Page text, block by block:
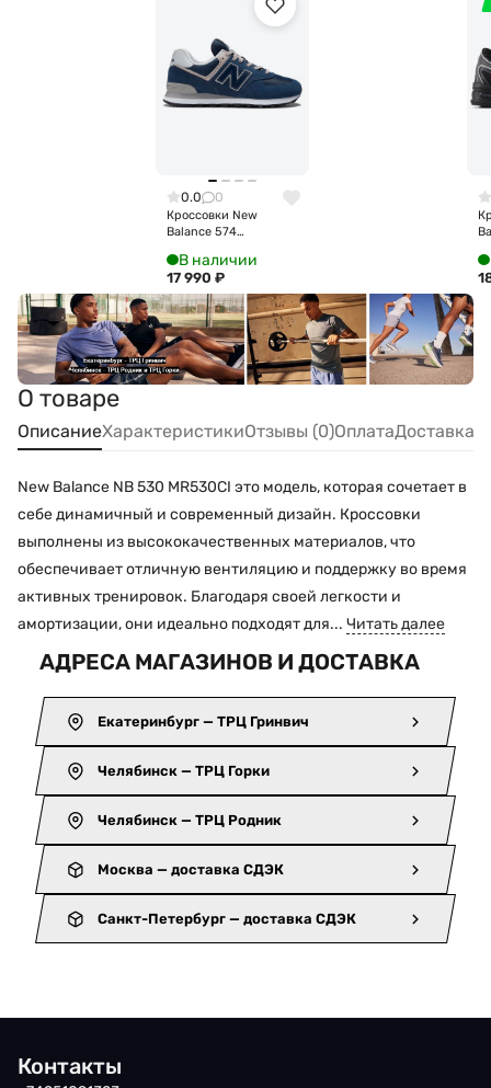
0.0 0
Кроссовки New
Balance 574
В наличии
17 990 ₽
О товаре
ОписаниеХарактеристикиОтзывы (0)ОплатаДоставка
New Balance NB 530 MR530CI это модель, которая сочетает в
себе динамичный и современный дизайн. Кроссовки
выполнены из высококачественных материалов, что
обеспечивает отличную вентиляцию и поддержку во время
активных тренировок. Благодаря своей легкости и
амортизации, они идеально подходят для... Читать далее
АДРЕСА МАГАЗИНОВ И ДОСТАВКА
Екатеринбург — ТРЦ Гринвич
Челябинск — ТРЦ Горки
Челябинск — ТРЦ Родник
Москва — доставка СДЭК
Санкт-Петербург — доставка СДЭК
Контакты